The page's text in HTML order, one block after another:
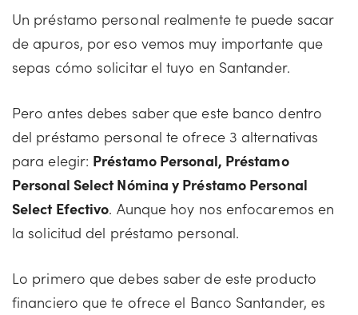
Un préstamo personal realmente te puede sacar
de apuros, por eso vemos muy importante que
sepas cómo solicitar el tuyo en Santander.
Pero antes debes saber que este banco dentro
del préstamo personal te ofrece 3 alternativas
para elegir: Préstamo Personal, Préstamo
Personal Select Nómina y Préstamo Personal
Select Efectivo. Aunque hoy nos enfocaremos en
la solicitud del préstamo personal.
Lo primero que debes saber de este producto
financiero que te ofrece el Banco Santander, es